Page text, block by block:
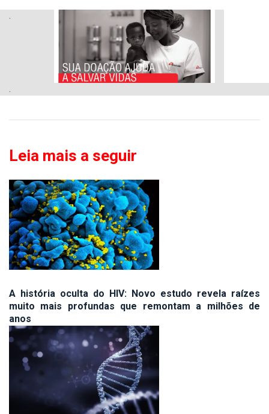
.
Leia mais a seguir
A história oculta do HIV: Novo estudo revela raízes
muito mais profundas que remontam a milhões de
anos